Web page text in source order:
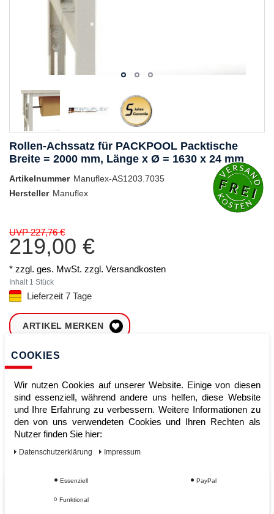
Rollen-Achssatz für PACKPOOL Packtische
Breite = 2000 mm, Länge x Ø = 1630 x 24 mm
Artikelnummer Manuflex-AS1203.7035
Hersteller Manuflex
UVP 227,76 €
219,00 €
* zzgl. ges. MwSt. zzgl. Versandkosten
Inhalt 1 Stück
Lieferzeit 7 Tage
ARTIKEL MERKEN
ZUM WARENKORB
Sofort lieferbar
Kauf auf Rechnung
COOKIES
Wir nutzen Cookies auf unserer Website. Einige von diesen
sind essenziell, während andere uns helfen, diese Website
und Ihre Erfahrung zu verbessern. Weitere Informationen zu
den von uns verwendeten Cookies und Ihren Rechten als
Nutzer finden Sie hier:
Daten­schutz­erklärung Impressum
Essenziell PayPal
Funktional